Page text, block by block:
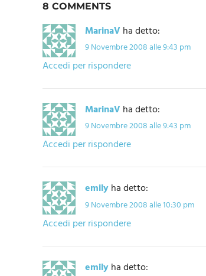
8 COMMENTS
MarinaV ha detto:
9 Novembre 2008 alle 9:43 pm
Accedi per rispondere
MarinaV ha detto:
9 Novembre 2008 alle 9:43 pm
Accedi per rispondere
emilyha detto:
9 Novembre 2008 alle 10:30 pm
Accedi per rispondere
emilyha detto: